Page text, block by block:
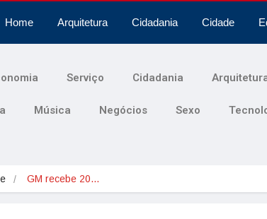
Home Arquitetura Cidadania Cidade
Serviço Cidadania
Música Negócios Sexo
GM recebe 20…